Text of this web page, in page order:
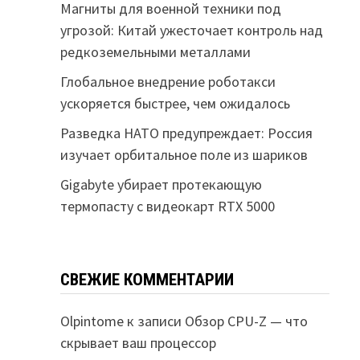
Магниты для военной техники под
угрозой: Китай ужесточает контроль над
редкоземельными металлами
Глобальное внедрение роботакси
ускоряется быстрее, чем ожидалось
Разведка НАТО предупреждает: Россия
изучает орбитальное поле из шариков
Gigabyte убирает протекающую
термопасту с видеокарт RTX 5000
СВЕЖИЕ КОММЕНТАРИИ
Olpintomeк записи Обзор CPU-Z — что
скрывает ваш процессор